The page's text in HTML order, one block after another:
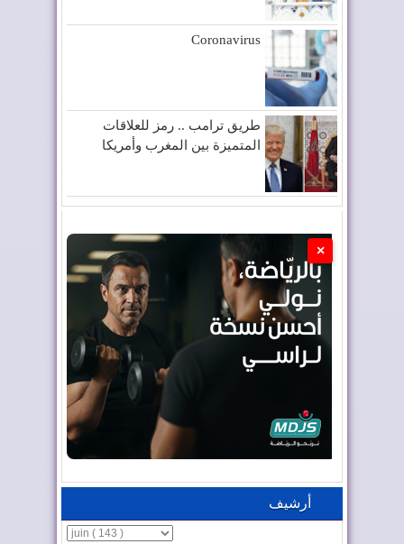
Coronavirus
طريق ترامب .. رمز للعلاقات
المتميزة بين المغرب وأمريكا
×
أرشيف